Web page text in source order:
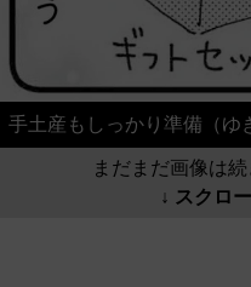
手土産もしっかり準備（ゆ
まだまだ画像は
↓ スクロ